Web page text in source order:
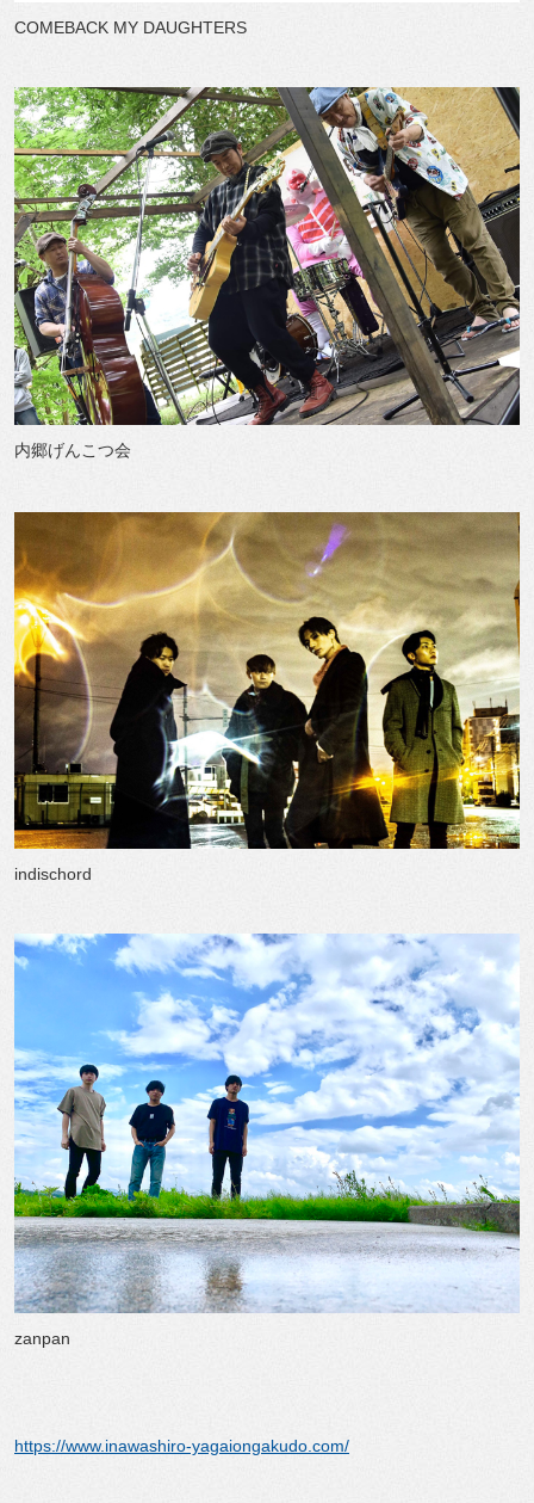
COMEBACK MY DAUGHTERS
内郷げんこつ会
indischord
zanpan
https://www.inawashiro-yagaiongakudo.com/